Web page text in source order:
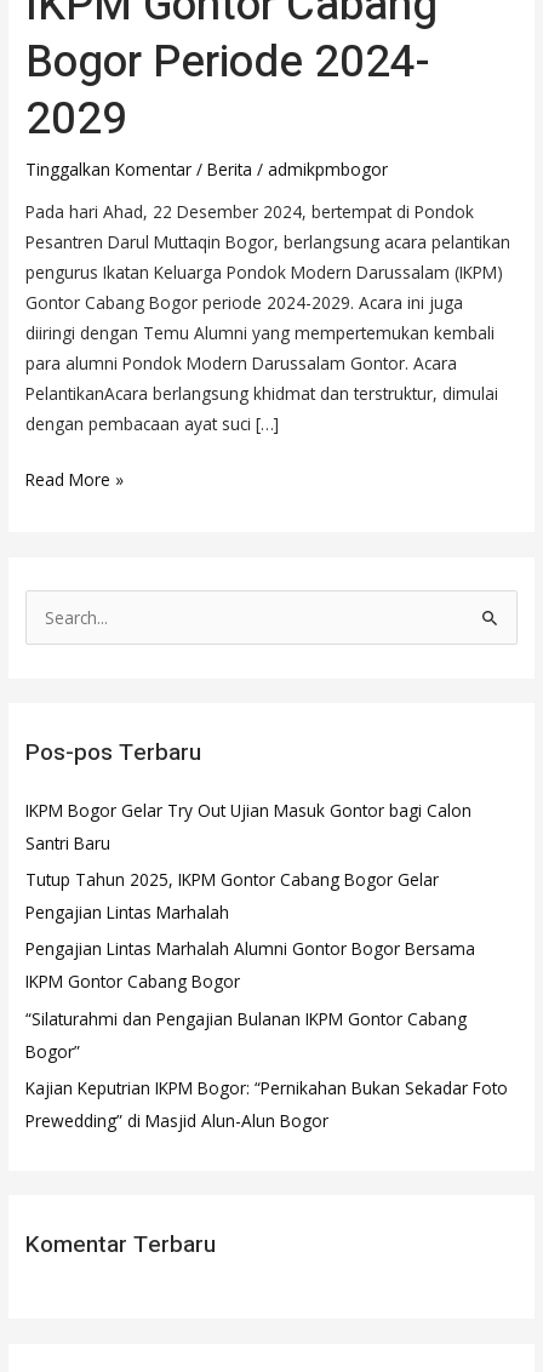
Bogor Periode 2024-
2029
Tinggalkan Komentar /Berita /admikpmbogor
Pada hari Ahad, 22 Desember 2024, bertempat di Pondok
Pesantren Darul Muttaqin Bogor, berlangsung acara pelantikan
pengurus Ikatan Keluarga Pondok Modern Darussalam (IKPM)
Gontor Cabang Bogor periode 2024-2029. Acara ini juga
diiringi dengan Temu Alumni yang mempertemukan kembali
para alumni Pondok Modern Darussalam Gontor. Acara
PelantikanAcara berlangsung khidmat dan terstruktur, dimulai
dengan pembacaan ayat suci […]
Read More »
u
t
u
k
:
Pos-pos Terbaru
IKPM Bogor Gelar Try Out Ujian Masuk Gontor bagi Calon
Santri Baru
Tutup Tahun 2025, IKPM Gontor Cabang Bogor Gelar
Pengajian Lintas Marhalah
Pengajian Lintas Marhalah Alumni Gontor Bogor Bersama
IKPM Gontor Cabang Bogor
“Silaturahmi dan Pengajian Bulanan IKPM Gontor Cabang
Bogor”
Kajian Keputrian IKPM Bogor: “Pernikahan Bukan Sekadar Foto
Prewedding” di Masjid Alun-Alun Bogor
Komentar Terbaru